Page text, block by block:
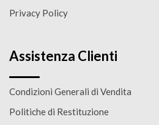
Privacy Policy
Assistenza Clienti
Condizioni Generali di Vendita
Politiche di Restituzione